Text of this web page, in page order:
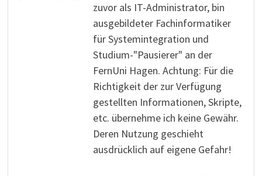
zuvor als IT-Administrator, bin
ausgebildeter Fachinformatiker
für Systemintegration und
Studium-"Pausierer" an der
FernUni Hagen. Achtung: Für die
Richtigkeit der zur Verfügung
gestellten Informationen, Skripte,
etc. übernehme ich keine Gewähr.
Deren Nutzung geschieht
ausdrücklich auf eigene Gefahr!